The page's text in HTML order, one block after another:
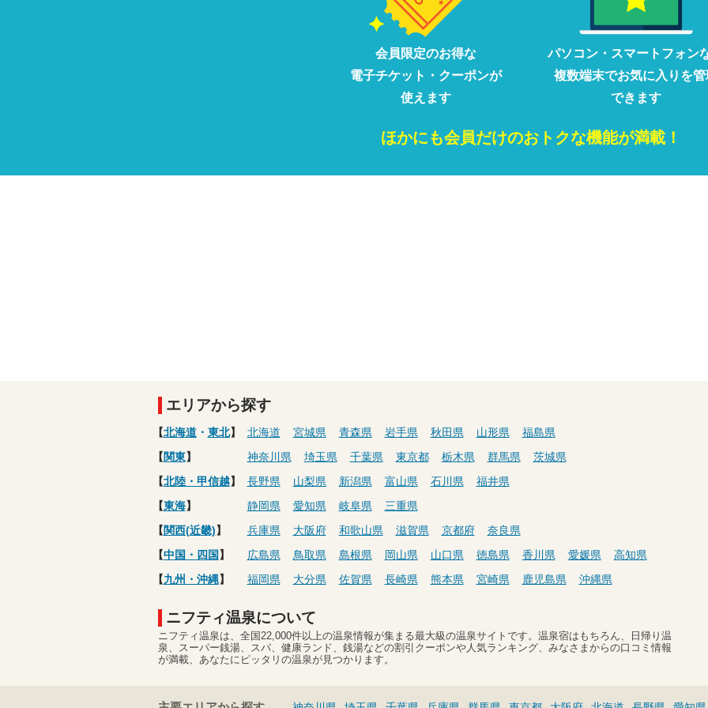
会員限定のお得な
電子チケット・クーポンが
使えます
パソコン・ スマートフォン
複数端末でお気に入りを管
できます
ほかにも会員だけのおトクな機能が満載！
エリアから探す
【北海道・ 東北】 北海道 宮城県 青森県 岩手県 秋田県 山形県
福島県
【関東】 神奈川県 埼玉県 千葉県 東京都 栃木県 群馬県
茨城県
【北陸・甲信越】 長野県 山梨県 新潟県 富山県 石川県
福井県
【東海】 静岡県 愛知県 岐阜県
三重県
【関西(近畿)】 兵庫県 大阪府 和歌山県 滋賀県 京都府
奈良県
【中国・四国 】 広島県 鳥取県 島根県 岡山県 山口県 徳島県 香川県 愛媛県
高知県
【九州・沖縄】 福岡県 大分県 佐賀県 長崎県 熊本県 宮崎県 鹿児島県 沖縄県
ニフティ温泉について
ニフティ温泉は、全国22,000件以上の温泉情報が集まる最大級の温泉サイトです。温泉宿はもちろん、日帰り温
泉、スーパー銭湯、スパ、健康ランド、銭湯などの割引クーポンや人気ランキング、みなさまからの口コミ情報
が満載、あなたにピッタリの温泉が見つかります。